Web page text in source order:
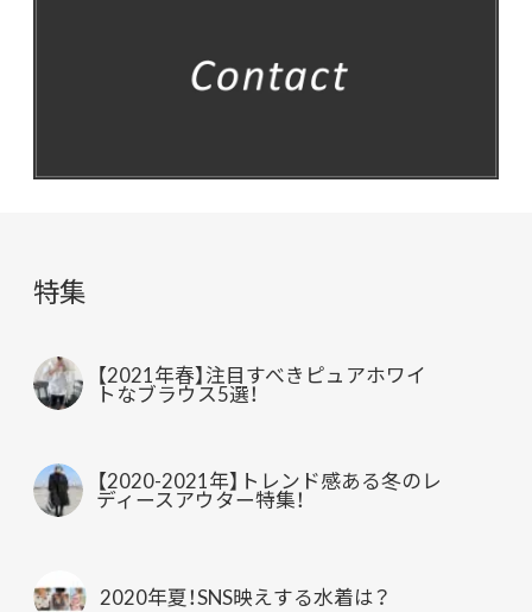
特集
【2021年春】注目すべきピュアホワイ
トなブラウス5選！
【2020-2021年】トレンド感ある冬のレ
ディースアウター特集！
2020年夏！SNS映えする水着は？